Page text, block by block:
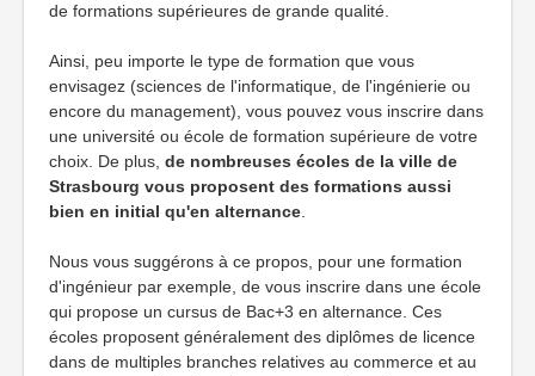
de formations supérieures de grande qualité.
Ainsi, peu importe le type de formation que vous
envisagez (sciences de l'informatique, de l'ingénierie ou
encore du management), vous pouvez vous inscrire dans
une université ou école de formation supérieure de votre
choix. De plus, de nombreuses écoles de la ville de
Strasbourg vous proposent des formations aussi
bien en initial qu'en alternance
Nous vous suggérons à ce propos, pour une formation
d'ingénieur par exemple, de vous inscrire dans une école
qui propose un cursus de Bac+3 en alternance. Ces
écoles proposent généralement des diplômes de licence
dans de multiples branches relatives au commerce et au